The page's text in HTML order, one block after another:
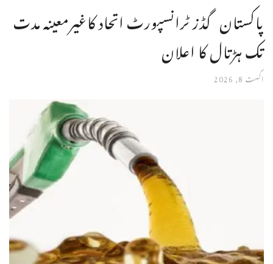
پاکستان گڈز ٹرانسپورٹ اتحاد کاغیرمعینہ مدت
تک ہڑتال کا اعلان
اگست 8, 2026